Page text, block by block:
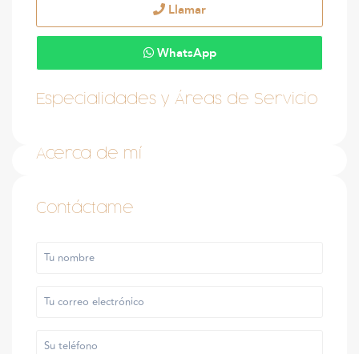
Llamar
WhatsApp
Especialidades y Áreas de Servicio
Acerca de mí
Contáctame